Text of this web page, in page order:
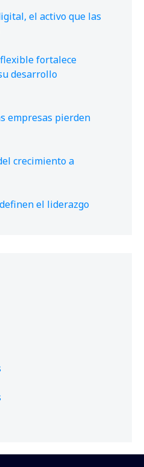
el activo que las
fortalece
desarrollo
empresas pierden
crecimiento a
el liderazgo